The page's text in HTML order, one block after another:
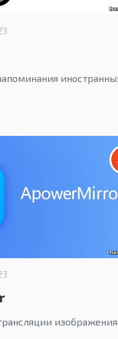
изображения